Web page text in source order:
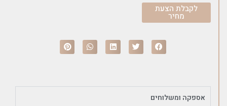
לקבלת הצעת
מחיר
אספקה ומשלוחים